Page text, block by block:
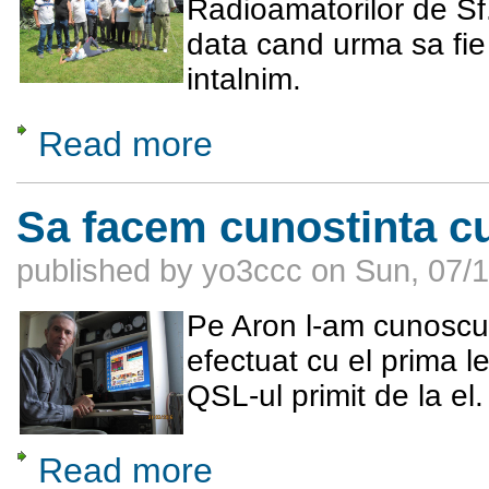
Radioamatorilor de
data cand urma sa
intalnim.
Read more
Sa facem cunostinta
published by yo3ccc on Sun, 07/
Pe Aron l-am
efectuat cu el prima
QSL-ul primit de la el.
Read more